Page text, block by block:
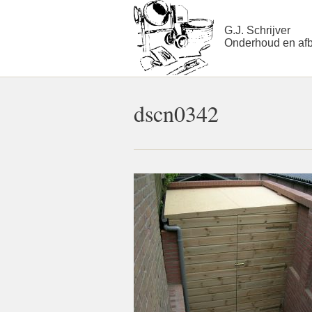
G.J. Schrijver
Onderhoud en
dscn0342